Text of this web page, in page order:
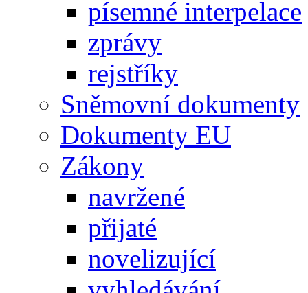
písemné interpelace
zprávy
rejstříky
Sněmovní dokumenty
Dokumenty EU
Zákony
navržené
přijaté
novelizující